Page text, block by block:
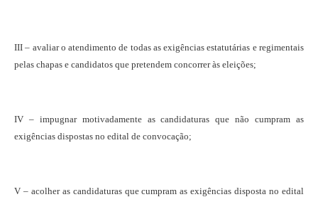
III – avaliar o atendimento de todas as exigências estatutárias e regimentais
pelas chapas e candidatos que pretendem concorrer às eleições;
IV – impugnar motivadamente as candidaturas que não cumpram as
exigências dispostas no edital de convocação;
V – acolher as candidaturas que cumpram as exigências disposta no edital